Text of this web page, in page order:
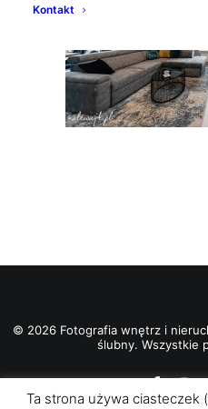
Kontakt
© 2026 Fotografia wnętrz i
ślubny. Wszystkie
Ta strona używa ciasteczek